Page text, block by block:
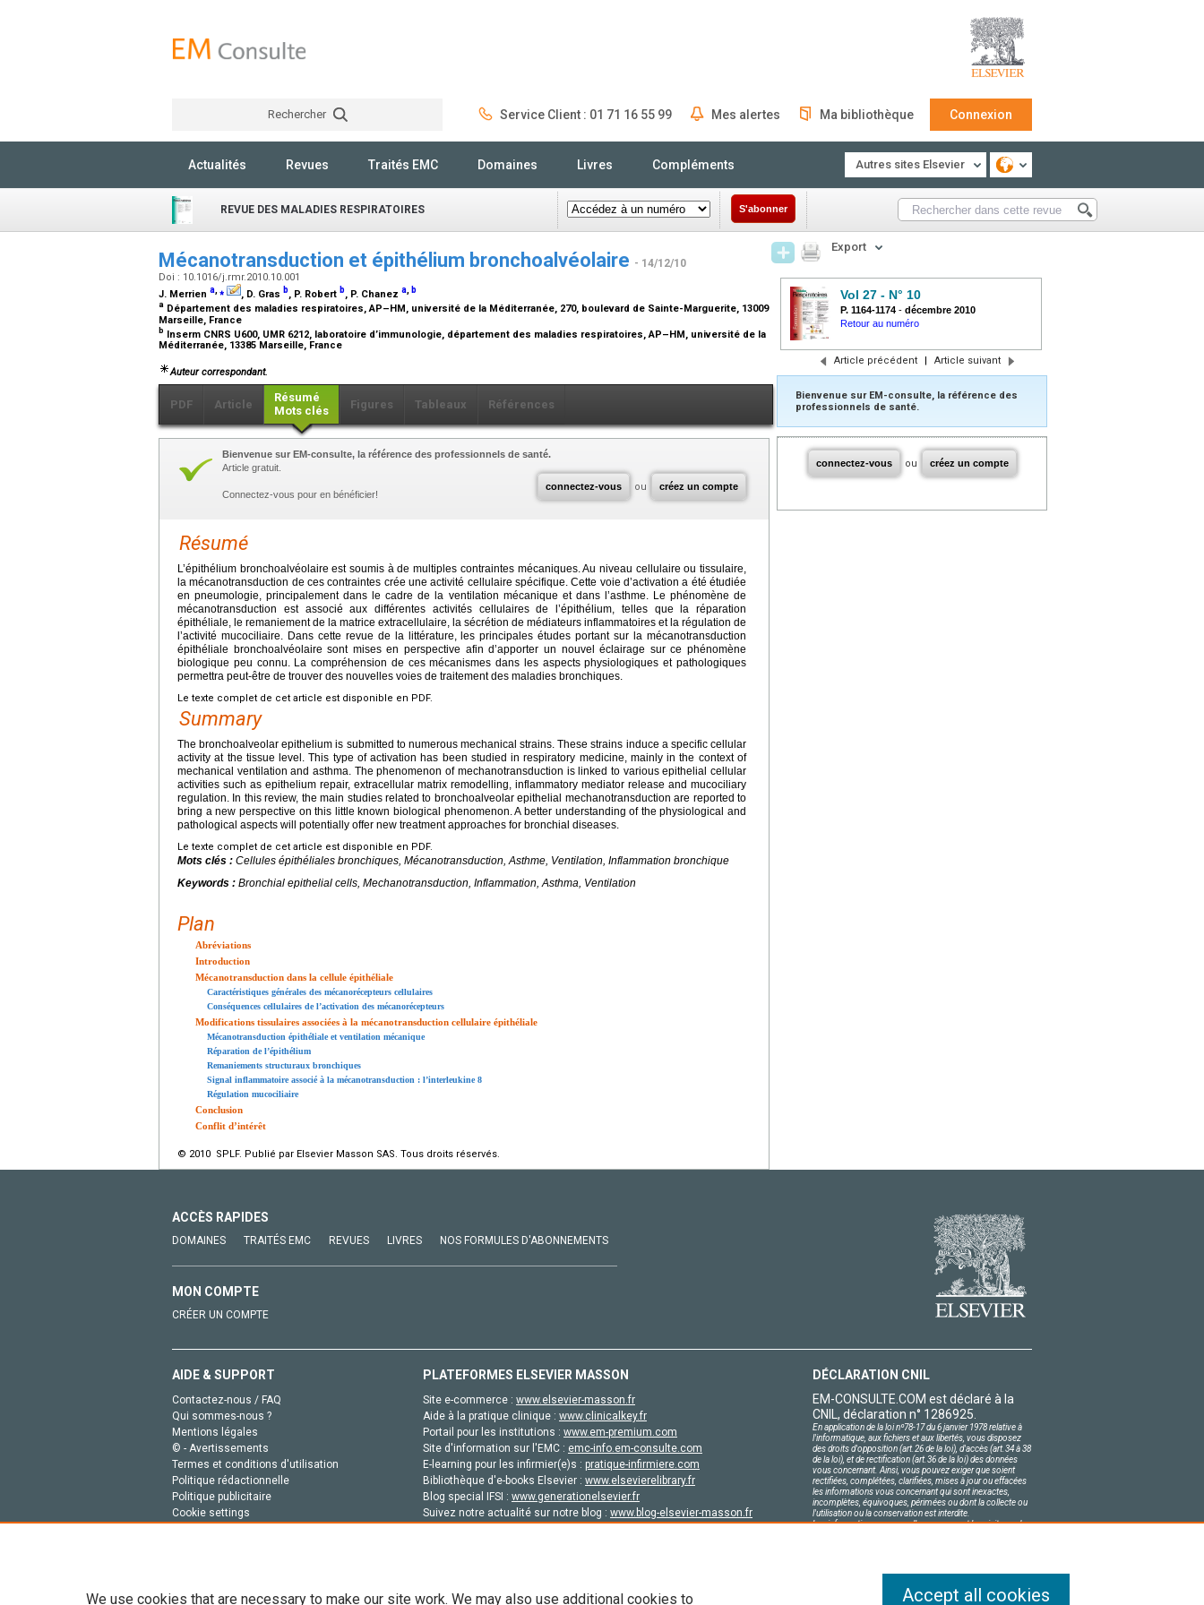
Rechercher Service Client : 01 71 16 55 99 Mes alertes Ma bibliothèque Connexion
Actualités Revues Traités EMC Domaines Livres Compléments Autres sites Elsevier
REVUE DES MALADIES RESPIRATOIRES S'abonner
Mécanotransduction et épithélium bronchoalvéolaire - 14/12/10
Doi : 10.1016/j.rmr.2010.10.001
J. Merrien a,⁎ , D. Gras b, P. Robert b, P. Chanez a, b
a Département des maladies respiratoires, AP–HM, université de la Méditerranée, 270, boulevard de Sainte-Marguerite, 13009
Marseille, France
b Inserm CNRS U600, UMR 6212, laboratoire d’immunologie, département des maladies respiratoires, AP–HM, université de la
Méditerranée, 13385 Marseille, France
Auteur correspondant.
PDF Article
Résumé
Mots clés
Figures Tableaux Références
connectez-vous ou créez un compte
Bienvenue sur EM-consulte, la référence des professionnels de santé.
Article gratuit.
Connectez-vous pour en bénéficier!
Résumé
L’épithélium bronchoalvéolaire est soumis à de multiples contraintes mécaniques. Au niveau cellulaire ou tissulaire,
la mécanotransduction de ces contraintes crée une activité cellulaire spécifique. Cette voie d’activation a été étudiée
en pneumologie, principalement dans le cadre de la ventilation mécanique et dans l’asthme. Le phénomène de
mécanotransduction est associé aux différentes activités cellulaires de l’épithélium, telles que la réparation
épithéliale, le remaniement de la matrice extracellulaire, la sécrétion de médiateurs inflammatoires et la régulation de
l’activité mucociliaire. Dans cette revue de la littérature, les principales études portant sur la mécanotransduction
épithéliale bronchoalvéolaire sont mises en perspective afin d’apporter un nouvel éclairage sur ce phénomène
biologique peu connu. La compréhension de ces mécanismes dans les aspects physiologiques et pathologiques
permettra peut-être de trouver des nouvelles voies de traitement des maladies bronchiques.
Le texte complet de cet article est disponible en PDF.
Summary
The bronchoalveolar epithelium is submitted to numerous mechanical strains. These strains induce a specific cellular
activity at the tissue level. This type of activation has been studied in respiratory medicine, mainly in the context of
mechanical ventilation and asthma. The phenomenon of mechanotransduction is linked to various epithelial cellular
activities such as epithelium repair, extracellular matrix remodelling, inflammatory mediator release and mucociliary
regulation. In this review, the main studies related to bronchoalveolar epithelial mechanotransduction are reported to
bring a new perspective on this little known biological phenomenon. A better understanding of the physiological and
pathological aspects will potentially offer new treatment approaches for bronchial diseases.
Le texte complet de cet article est disponible en PDF.
Mots clés : Cellules épithéliales bronchiques, Mécanotransduction, Asthme, Ventilation, Inflammation bronchique
Keywords : Bronchial epithelial cells, Mechanotransduction, Inflammation, Asthma, Ventilation
Plan
Abréviations
Introduction
Mécanotransduction dans la cellule épithéliale
Caractéristiques générales des mécanorécepteurs cellulaires
Conséquences cellulaires de l’activation des mécanorécepteurs
Modifications tissulaires associées à la mécanotransduction cellulaire épithéliale
Mécanotransduction épithéliale et ventilation mécanique
Réparation de l’épithélium
Remaniements structuraux bronchiques
Signal inflammatoire associé à la mécanotransduction : l’interleukine 8
Régulation mucociliaire
Conclusion
Conflit d’intérêt
© 2010 SPLF. Publié par Elsevier Masson SAS. Tous droits réservés.
Export
Vol 27 - N° 10
P. 1164-1174 - décembre 2010
Retour au numéro
Article précédent | Article suivant
Bienvenue sur EM-consulte, la référence des
professionnels de santé.
connectez-vous ou créez un compte
ACCÈS RAPIDES
DOMAINES TRAITÉS EMC REVUES LIVRES NOS FORMULES D'ABONNEMENTS
MON COMPTE
CRÉER UN COMPTE
AIDE & SUPPORT
Contactez-nous / FAQ
Qui sommes-nous ?
Mentions légales
© - Avertissements
Termes et conditions d'utilisation
Politique rédactionnelle
Politique publicitaire
Cookie settings
PLATEFORMES ELSEVIER MASSON
Site e-commerce : www.elsevier-masson.fr
Aide à la pratique clinique : www.clinicalkey.fr
Portail pour les institutions : www.em-premium.com
Site d'information sur l'EMC : emc-info.em-consulte.com
E-learning pour les infirmier(e)s : pratique-infirmiere.com
Bibliothèque d'e-books Elsevier : www.elsevierelibrary.fr
Blog special IFSI : www.generationelsevier.fr
Suivez notre actualité sur notre blog : www.blog-elsevier-masson.fr
DÉCLARATION CNIL
EM-CONSULTE.COM est déclaré à la
CNIL, déclaration n° 1286925.
En application de la loi nº78-17 du 6 janvier 1978 relative à
l'informatique, aux fichiers et aux libertés, vous disposez
des droits d'opposition (art.26 de la loi), d'accès (art.34 à 38
de la loi), et de rectification (art.36 de la loi) des données
vous concernant. Ainsi, vous pouvez exiger que soient
rectifiées, complétées, clarifiées, mises à jour ou effacées
les informations vous concernant qui sont inexactes,
incomplètes, équivoques, périmées ou dont la collecte ou
l'utilisation ou la conservation est interdite.
Les informations personnelles concernant les visiteurs de
We use cookies that are necessary to make our site work. We may also use additional cookies to Accept all cookies